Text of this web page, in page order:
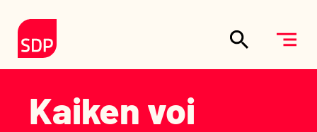
Etusivulle
Kaiken voi